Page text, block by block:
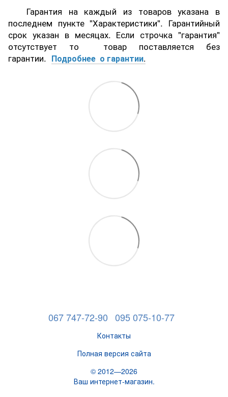
Гарантия на каждый из товаров указана в
последнем пункте "Характеристики". Гарантийный
срок указан в месяцах. Если строчка "гарантия"
отсутствует то товар поставляется без
гарантии. Подробнее о гарантии.
067 747-72-90 095 075-10-77
Контакты
Полная версия сайта
© 2012—2026
Ваш интернет-магазин.